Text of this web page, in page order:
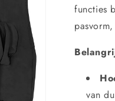
functies
van